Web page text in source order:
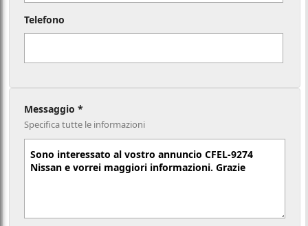
Telefono
Messaggio *
Specifica tutte le informazioni